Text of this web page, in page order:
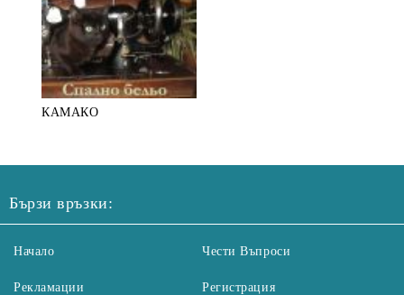
КАМАКО
Бързи връзки:
Начало
Рекламации
Чести Въпроси
Регистрация